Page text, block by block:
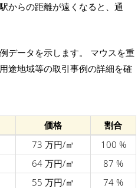
からの距離が遠くなると、通
データを示します。 マウスを重
途地域等の取引事例の詳細を確
価格
割合
73 万円/㎡
100 %
64 万円/㎡
87 %
55 万円/㎡ 74 %